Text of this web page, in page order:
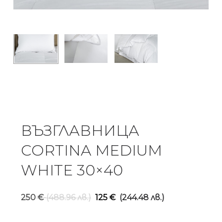
ВЪЗГЛАВНИЦА
CORTINA MEDIUM
WHITE 30×40
250€ (488.96 лв.) Original
125 € (244.48 лв.)